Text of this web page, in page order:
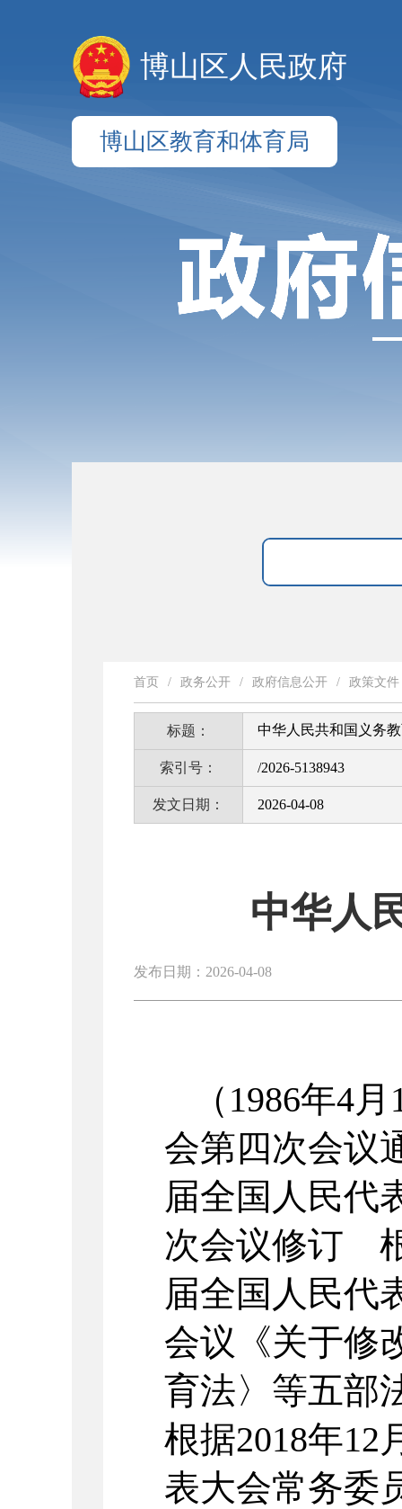
博山区人民政府
博山区教育和体育局
首页 / 政务公开 / 政府信息公开 / 政策文件
标题： 中华人民共和国义务
索引号： /2026-5138943
发文日期： 2026-04-08
中华人
发布日期：2026-04-08
（1986年4
会第四次会议
届全国人民代
次会议修订
届全国人民代
会议《关于修
育法〉等五
根据2018年12
表大会常务委